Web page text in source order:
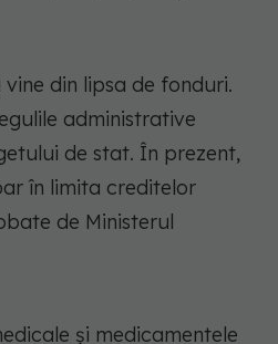
din lipsa de fonduri.
administrative
de stat. În prezent,
în limita creditelor
de Ministerul
și medicamentele